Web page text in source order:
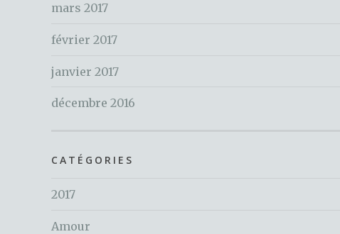
mars 2017
février 2017
janvier 2017
décembre 2016
CATÉGORIES
2017
Amour